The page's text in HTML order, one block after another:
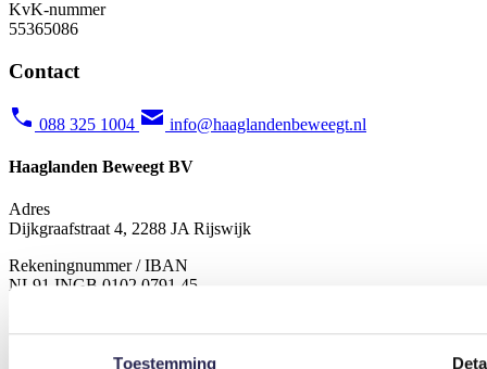
Toestemming
KvK-nummer
55365086
Contact
088 325 1004 info@haaglandenbeweegt.nl
Haaglanden Beweegt BV
Adres
Dijkgraafstraat 4, 2288 JA Rijswijk
Rekeningnummer / IBAN
NL91 INGB 0102 0791 45